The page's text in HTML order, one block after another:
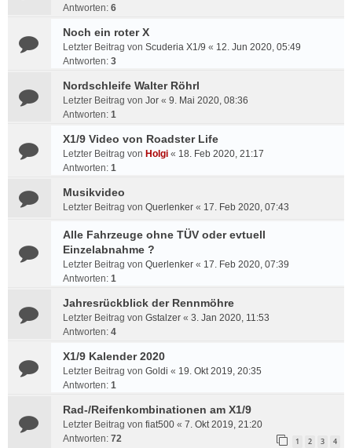
Antworten: 6
Noch ein roter X
Letzter Beitrag von Scuderia X1/9 « 12. Jun 2020, 05:49
Antworten: 3
Nordschleife Walter Röhrl
Letzter Beitrag von Jor « 9. Mai 2020, 08:36
Antworten: 1
X1/9 Video von Roadster Life
Letzter Beitrag von Holgi « 18. Feb 2020, 21:17
Antworten: 1
Musikvideo
Letzter Beitrag von Querlenker « 17. Feb 2020, 07:43
Alle Fahrzeuge ohne TÜV oder evtuell
Einzelabnahme ?
Letzter Beitrag von Querlenker « 17. Feb 2020, 07:39
Antworten: 1
Jahresrückblick der Rennmöhre
Letzter Beitrag von Gstalzer « 3. Jan 2020, 11:53
Antworten: 4
X1/9 Kalender 2020
Letzter Beitrag von Goldi « 19. Okt 2019, 20:35
Antworten: 1
Rad-/Reifenkombinationen am X1/9
Letzter Beitrag von fiat500 « 7. Okt 2019, 21:20
Antworten: 72 1 2 3 4